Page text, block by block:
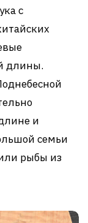
с
длины.
и
семьи
рыбы из